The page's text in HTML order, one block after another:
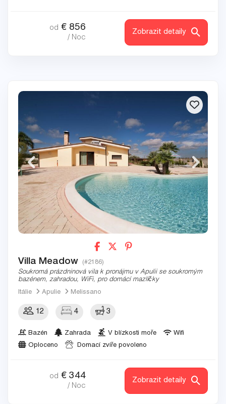
od € 856
/ Noc
Zobrazit detaily
Villa Meadow (#2186)
Soukromá prázdninová vila k pronájmu v Apulii se soukromým
bazénem, zahradou, WiFi, pro domácí mazlíčky
Itálie
Apulie Melissano
12 4 3
Bazén Zahrada V blízkosti moře
Wifi
Oploceno
Domací zvíře povoleno
od € 344
/ Noc
Zobrazit detaily